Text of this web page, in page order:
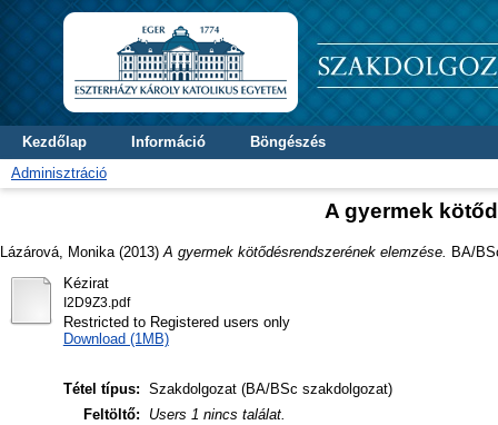
Kezdőlap Információ
Böngészés
Adminisztráció
A gyermek
Lázárová, Monika (2013) A gyermek kötődésrendszerének elemzése.
BA/
Kézirat
I2D9Z3.pdf
Restricted to Registered users only
Download (1MB)
Tétel típus: Szakdolgozat (BA/BSc szakdolgozat)
Feltöltő:
Users 1 nincs találat.